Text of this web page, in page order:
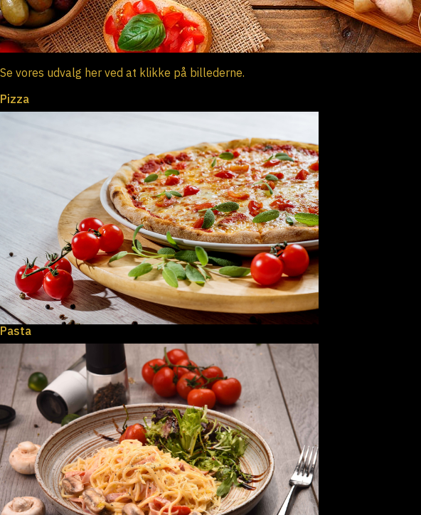
Se vores udvalg her ved at klikke på billederne.
Pizza
Pasta